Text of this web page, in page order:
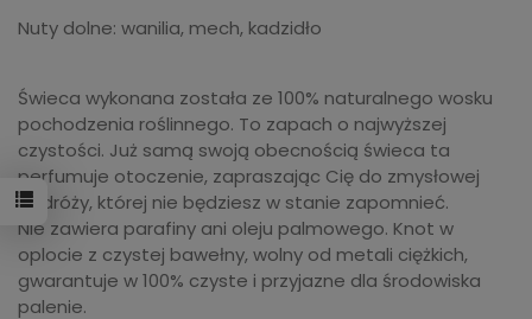
Nuty dolne: wanilia, mech, kadzidło
Świeca wykonana została ze 100% naturalnego wosku
pochodzenia roślinnego. To zapach o najwyższej
czystości. Już samą swoją obecnością świeca ta
perfumuje otoczenie, zapraszając Cię do zmysłowej
podróży, której nie będziesz w stanie zapomnieć.
Nie zawiera parafiny ani oleju palmowego. Knot w
oplocie z czystej bawełny, wolny od metali ciężkich,
gwarantuje w 100% czyste i przyjazne dla środowiska
palenie.